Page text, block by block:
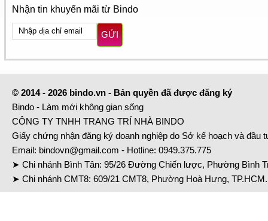
Nhận tin khuyến mãi từ Bindo
GỬI
© 2014 - 2026 bindo.vn - Bản quyền đã được đăng ký
Bindo - Làm mới không gian sống
CÔNG TY TNHH TRANG TRÍ NHÀ BINDO
Giấy chứng nhận đăng ký doanh nghiệp do Sở kế hoạch và đầu
Email: bindovn@gmail.com - Hotline: 0949.375.775
➤ Chi nhánh Bình Tân: 95/26 Đường Chiến lược, Phường Bình
➤ Chi nhánh CMT8: 609/21 CMT8, Phường Hoà Hưng,